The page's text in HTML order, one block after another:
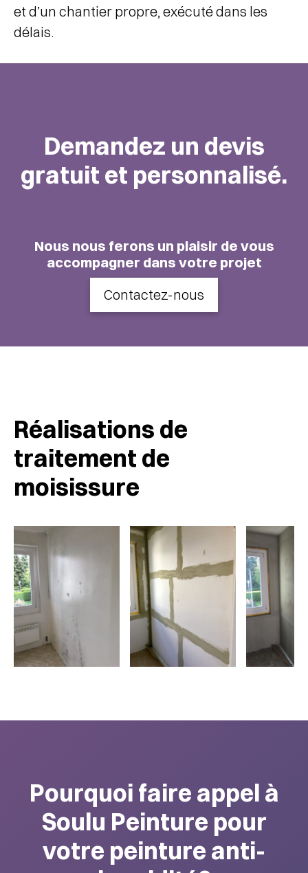
et d’un chantier propre, exécuté dans les
délais.
Demandez un devis
gratuit et personnalisé.
Nous nous ferons un plaisir de vous
accompagner dans votre projet
Contactez-nous
Réalisations de
traitement de
moisissure
Pourquoi faire appel à
Soulu Peinture pour
votre peinture anti-